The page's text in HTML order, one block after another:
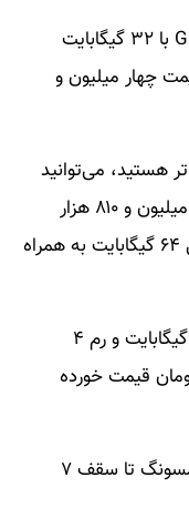
در همین رنج قیمت، گوشی Galaxy A۰۴s با ۳۲ گیگابایت
نیز به قیمت چهار میلیون و
هستید، می‌توانید
سامسونگ Galaxy A۱۴ را به قیمت پنج میلیون و ۸۱۰ هزار
تومان خریداری کنید. ظرفیت این موبایل ۶۴ گیگابایت به همراه
سامسونگ Galaxy A۰۵s با ظرفیت ۱۲۸ گیگابایت و رم ۴
میلیون و ۴۷۹ هزار تومان قیمت خورده
در جدول زیر قیمت گوشی‌های ارزان سامسونگ تا سقف ۷